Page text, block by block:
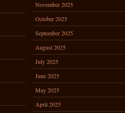
November 2025
October 2025
September 2025
August 2025
July 2025
June 2025
May 2025
April 2025